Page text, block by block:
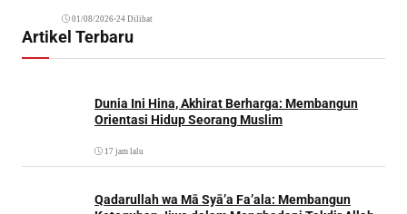
01/08/2026•24 Dilihat
Artikel Terbaru
Dunia Ini Hina, Akhirat Berharga: Membangun
Orientasi Hidup Seorang Muslim
17 jam lalu
Qadarullah wa Mā Syā’a Fa’ala: Membangun